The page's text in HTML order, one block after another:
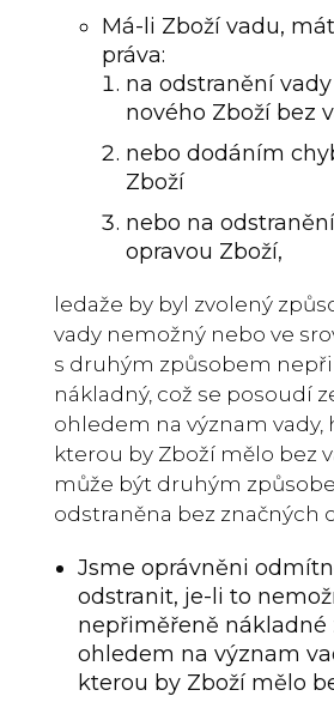
Má-li Zboží vadu,
práva:
na odstranění
nového Zboží bez
nebo dodáním
Zboží
nebo na
opravou Zboží,
ledaže by byl zvolený
vady nemožný nebo ve
s druhým způsobem
nákladný, což se posoudí
ohledem na význam vady,
kterou by Zboží mělo bez
může být druhým
odstraněna bez značných
Jsme oprávněni
odstranit, je-li to
nepřiměřeně nákladné
ohledem na význam
kterou by Zboží mělo